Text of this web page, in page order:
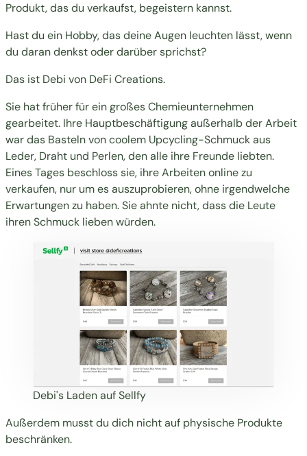
Produkt, das du verkaufst, begeistern kannst.
Hast du ein Hobby, das deine Augen leuchten lässt, wenn
du daran denkst oder darüber sprichst?
Das ist Debi von DeFi Creations.
Sie hat früher für ein großes Chemieunternehmen
gearbeitet. Ihre Hauptbeschäftigung außerhalb der Arbeit
war das Basteln von coolem Upcycling-Schmuck aus
Leder, Draht und Perlen, den alle ihre Freunde liebten.
Eines Tages beschloss sie, ihre Arbeiten online zu
verkaufen, nur um es auszuprobieren, ohne irgendwelche
Erwartungen zu haben. Sie ahnte nicht, dass die Leute
ihren Schmuck lieben würden.
Debi's Laden auf Sellfy
Außerdem musst du dich nicht auf physische Produkte
beschränken.